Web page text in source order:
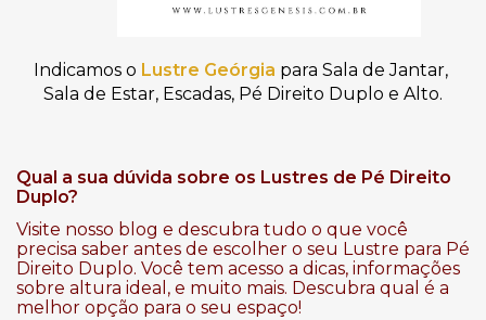
Indicamos o Lustre Geórgia para Sala de Jantar,
Sala de Estar, Escadas, Pé Direito Duplo e Alto.
Qual a sua dúvida sobre os Lustres de Pé Direito
Duplo?
Visite nosso blog e descubra tudo o que você
precisa saber antes de escolher o seu Lustre para Pé
Direito Duplo. Você tem acesso a dicas, informações
sobre altura ideal, e muito mais. Descubra qual é a
melhor opção para o seu espaço!